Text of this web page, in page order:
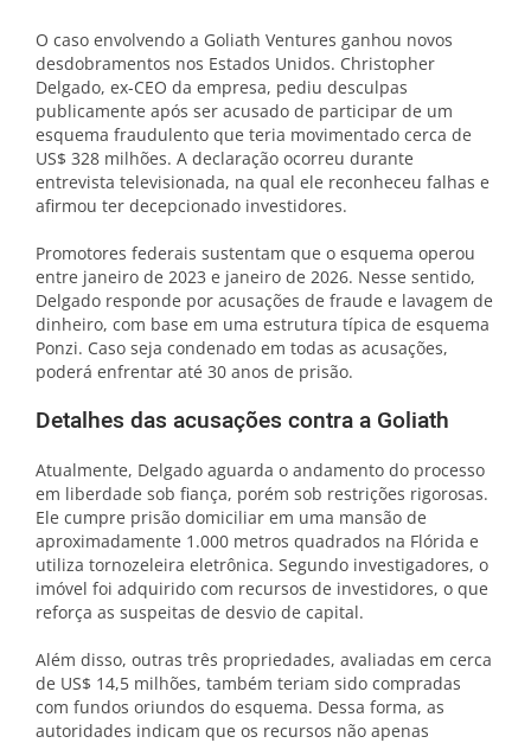
O caso envolvendo a Goliath Ventures ganhou novos
desdobramentos nos Estados Unidos. Christopher
Delgado, ex-CEO da empresa, pediu desculpas
publicamente após ser acusado de participar de um
esquema fraudulento que teria movimentado cerca de
US$ 328 milhões. A declaração ocorreu durante
entrevista televisionada, na qual ele reconheceu falhas e
afirmou ter decepcionado investidores.
Promotores federais sustentam que o esquema operou
entre janeiro de 2023 e janeiro de 2026. Nesse sentido,
Delgado responde por acusações de fraude e lavagem de
dinheiro, com base em uma estrutura típica de esquema
Ponzi. Caso seja condenado em todas as acusações,
poderá enfrentar até 30 anos de prisão.
Detalhes das acusações contra a Goliath
Atualmente, Delgado aguarda o andamento do processo
em liberdade sob fiança, porém sob restrições rigorosas.
Ele cumpre prisão domiciliar em uma mansão de
aproximadamente 1.000 metros quadrados na Flórida e
utiliza tornozeleira eletrônica. Segundo investigadores, o
imóvel foi adquirido com recursos de investidores, o que
reforça as suspeitas de desvio de capital.
Além disso, outras três propriedades, avaliadas em cerca
de US$ 14,5 milhões, também teriam sido compradas
com fundos oriundos do esquema. Dessa forma, as
autoridades indicam que os recursos não apenas